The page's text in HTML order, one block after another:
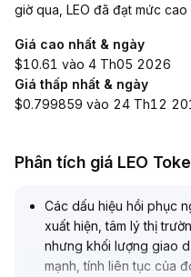
giờ qua, LEO đã đạt mức
Giá cao nhất & ngày
$10.61 vào 4 Th05 2026
Giá thấp nhất & ngày
$0.799859 vào 24 Th12
Phân tích giá LEO
Các dấu hiệu hồi phục
xuất hiện, tâm lý thị
nhưng khối lượng giao
mạnh, tính liên tục của